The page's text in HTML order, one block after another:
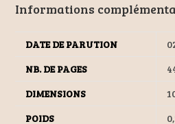
Informations
DATE DE PARUTION
NB. DE PAGES
DIMENSIONS
POIDS